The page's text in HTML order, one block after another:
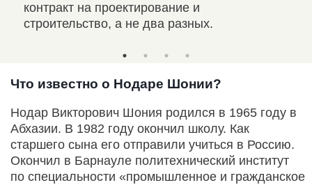
контракт на проектирование и
строительство, а не два разных.
Что известно о Нодаре Шонии?
Нодар Викторович Шония родился в 1965 году в
Абхазии. В 1982 году окончил школу. Как
старшего сына его отправили учиться в Россию.
Окончил в Барнауле политехнический институт
по специальности «промышленное и гражданское